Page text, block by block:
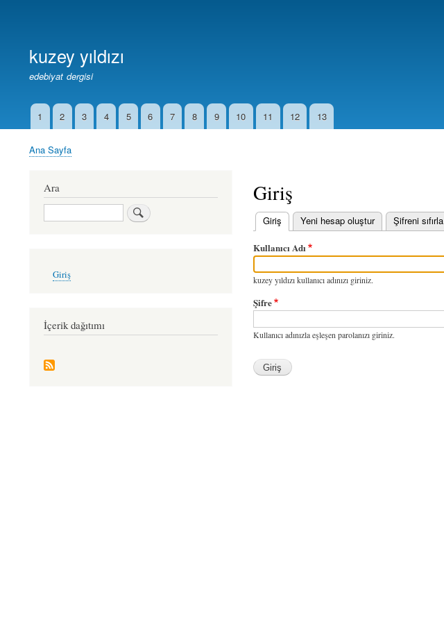
kuzey yıldızı
edebiyat dergisi
İkincil1 2 3 4 5 6 7 8 9 10 11 12 13
Sayfa
Ana Sayfa
Giriş
Birincil
sekmeler
Giriş (etkin sekme)
Yeni hesap oluştur Şifreni sıfırla
Kullanıcı Adı
kuzey yıldızı kullanıcı adınızı giriniz.
Şifre
Kullanıcı adınızla eşleşen parolanızı giriniz.
Ara
Ara
account
Giriş
İçerik dağıtımı